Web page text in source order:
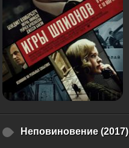
Неповиновение (2017)